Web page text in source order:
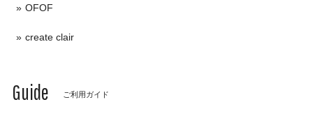
OFOF
create clair
Guide ご利用ガイド